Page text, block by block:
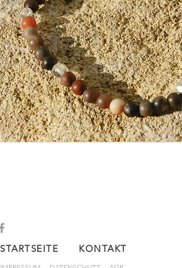
STARTSEITE KONTAKT